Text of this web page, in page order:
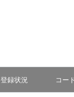
登録状況 コー